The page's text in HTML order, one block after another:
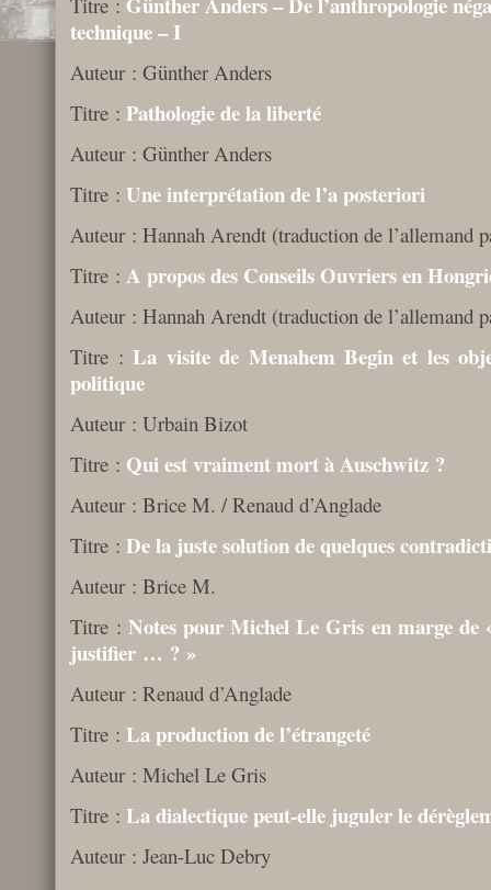
technique – I
Auteur : Günther Anders
Titre : Pathologie de la liberté
Auteur : Günther Anders
Titre : Une interprétation de l’a posteriori
Auteur : Hannah Arendt (traduction de l’allemand
Titre : A propos des Conseils Ouvriers en
Auteur : Hannah Arendt (traduction de l’allemand
Titre :La visite de Menahem Begin et les
politique
Auteur : Urbain Bizot
Titre : Qui est vraiment mort à Auschwitz ?
Auteur : Brice M. / Renaud d’Anglade
Titre : De la juste solution de quelques
Auteur : Brice M.
Titre : Notes pour Michel Le Gris en marge de
justifier … ? »
Auteur : Renaud d’Anglade
Titre : La production de l’étrangeté
Auteur : Michel Le Gris
Titre : La dialectique peut-elle juguler le
Auteur : Jean-Luc Debry